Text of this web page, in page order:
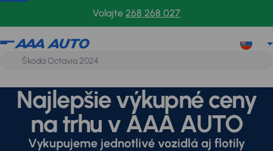
Volajte 268 268 027
Najlepšie výkupné ceny
na trhu v AAA AUTO
Vykupujeme jednotlivé vozidlá aj flotily